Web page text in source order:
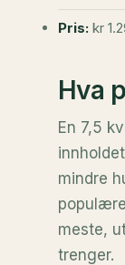
Pris: kr
Hva
En 7,5
mindre
meste,
trenger.